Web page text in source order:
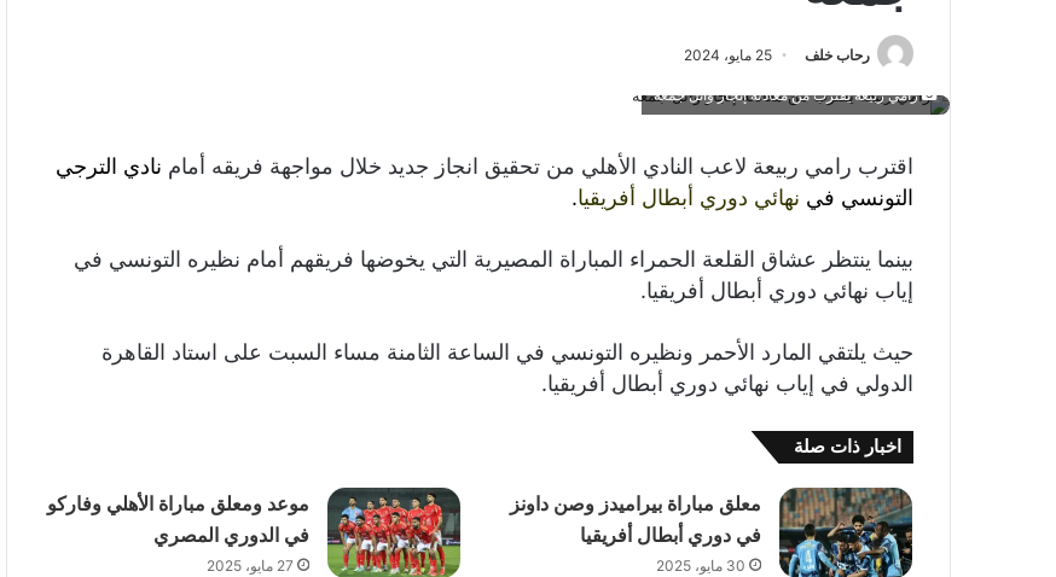
رحاب خلف 25 مايو، 2024
رامي ربيعة يقترب من معادلة إنجاز وائل جمعة
اقترب رامي ربيعة لاعب النادي الأهلي من تحقيق انجاز جديد خلال مواجهة فريقه أمام نادي الترجي
التونسي في نهائي دوري أبطال أفريقيا.
بينما ينتظر عشاق القلعة الحمراء المباراة المصيرية التي يخوضها فريقهم أمام نظيره التونسي في
إياب نهائي دوري أبطال أفريقيا.
حيث يلتقي المارد الأحمر ونظيره التونسي في الساعة الثامنة مساء السبت على استاد القاهرة
الدولي في إياب نهائي دوري أبطال أفريقيا.
اخبار ذات صلة
معلق مباراة بيراميدز وصن داونز
في دوري أبطال أفريقيا
30 مايو، 2025
موعد ومعلق مباراة الأهلي وفاركو
في الدوري المصري
27 مايو، 2025